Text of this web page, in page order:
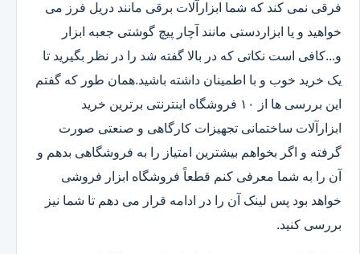
فرقی نمی کند که شما ابزارآلات برقی مانند دریل فرز می
خواهید و یا ابزاردستی مانند آچار پیچ گوشتی جعبه ابزار
و...کافی است نکاتی که در بالا گفته شد را در نظر بگیرید تا
یک خرید خوب و با اطمینان داشته باشید.همان طور که گفتم
این بررسی ها از ۱۰ فروشگاه اینترنتی برترین خرید
ابزارآلات ساختمانی تجهیزات کارگاهی و صنعتی صورت
گرفته و اگر بخواهم بیشترین امتیاز را به فروشگاهی بدهم و
آن را به شما معرفی کنم قطعاً فروشگاه ابزار فروشی
خواهد بود پس لینک آن را در ادامه قرار می دهم تا شما نیز
بررسی کنید.